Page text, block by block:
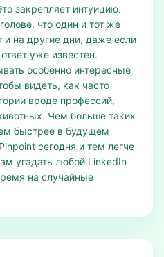
закрепляет интуицию.
что один и тот же
на другие дни, даже если
уже известен.
особенно интересные
видеть, как часто
вроде профессий,
Чем больше таких
быстрее в будущем
сегодня и тем легче
угадать любой LinkedIn
на случайные